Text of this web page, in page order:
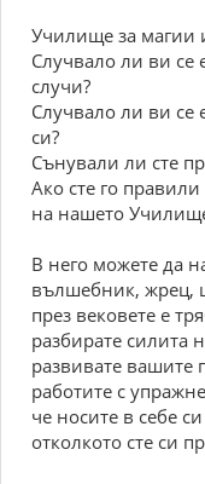
Училище за магии
Случвало ли ви се
случи?
Случвало ли ви се
си?
Сънували ли сте
Ако сте го
на нашето
В него можете да
вълшебник, жрец,
през вековете е
разбирате силита
развивате вашите
работите с
че носите в себе
отколкото сте си